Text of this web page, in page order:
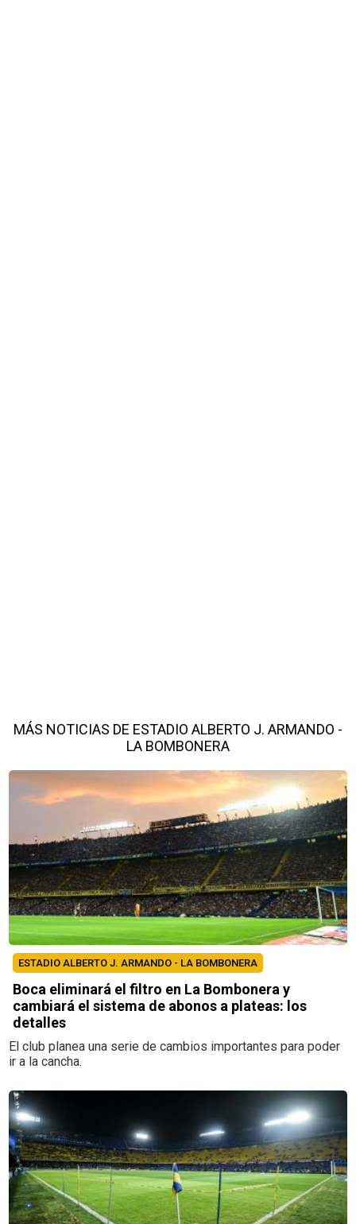
MÁS NOTICIAS DE ESTADIO ALBERTO J. ARMANDO -
LA BOMBONERA
ESTADIO ALBERTO J. ARMANDO - LA BOMBONERA
Boca eliminará el filtro en La Bombonera y
cambiará el sistema de abonos a plateas: los
detalles
El club planea una serie de cambios importantes para poder
ir a la cancha.